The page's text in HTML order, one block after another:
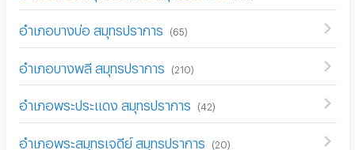
อำเภอบางบ่อ สมุทรปราการ (65)
อำเภอบางพลี สมุทรปราการ (210)
อำเภอพระประแดง สมุทรปราการ (42)
อำเภอพระสมุทรเจดีย์ สมุทรปราการ (20)